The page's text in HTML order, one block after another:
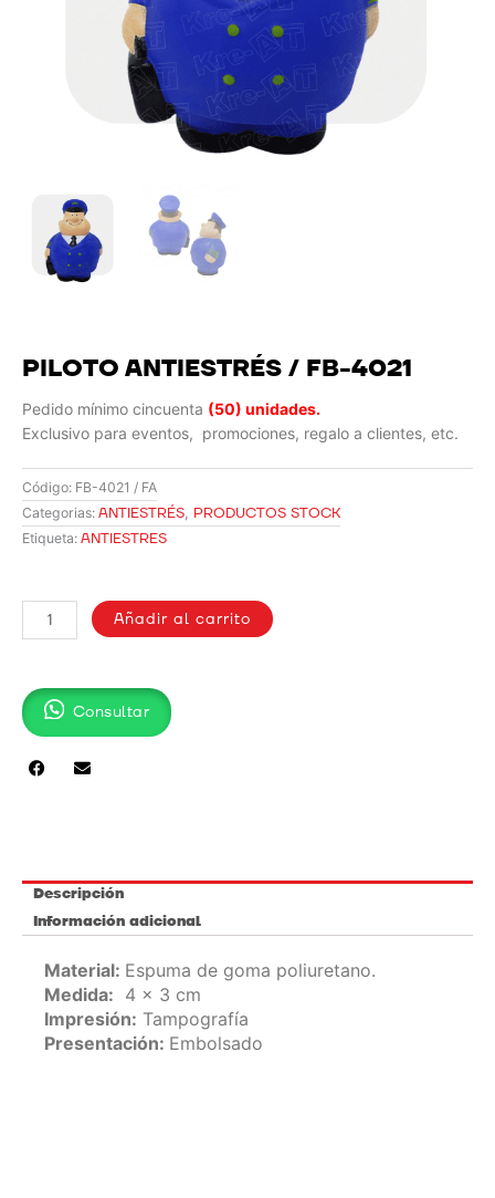
PILOTO ANTIESTRÉS / FB-4021
Pedido mínimo cincuenta (50) unidades.
Exclusivo para eventos, promociones, regalo a clientes, etc.
Código: FB-4021 / FA
Categorias: ANTIESTRÉS, PRODUCTOS STOCK
Etiqueta: ANTIESTRES
ANTIESTRÉS
/
4021
cantidad
Añadir al carrito
Consultar
Descripción
Información adicional
Material: Espuma de goma poliuretano.
Medida: 4 x 3 cm
Impresión: Tampografía
Presentación: Embolsado